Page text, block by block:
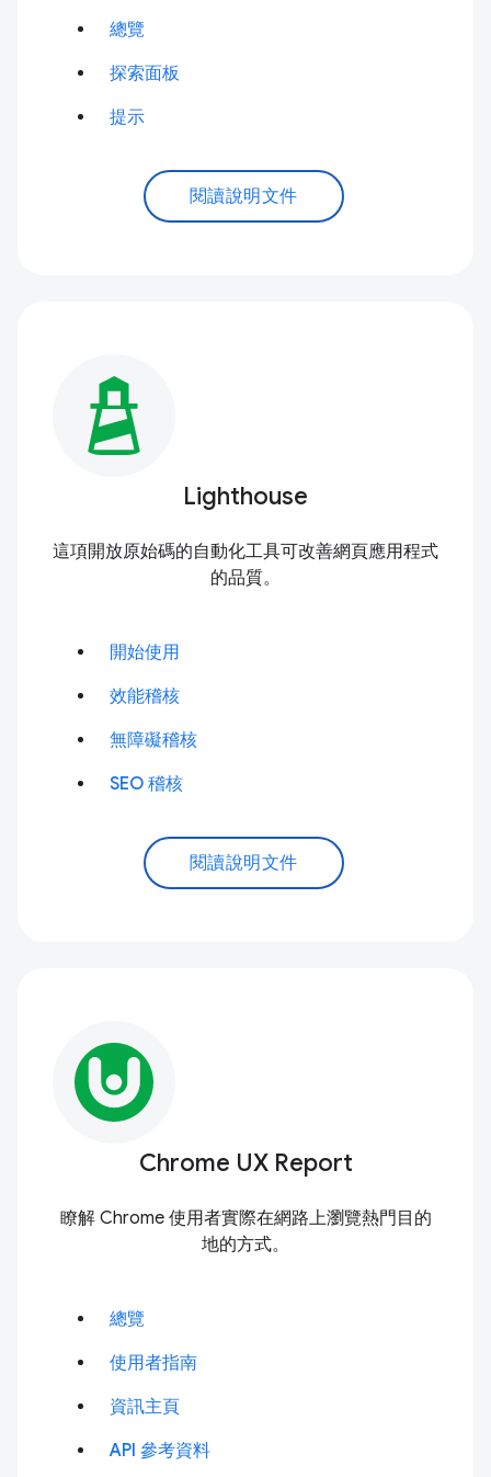
總覽
探索面板
提示
閱讀說明文件
Lighthouse
這項開放原始碼的自動化工具可改善網頁應用程式
的品質。
開始使用
效能稽核
無障礙稽核
SEO 稽核
閱讀說明文件
Chrome UX Report
瞭解 Chrome 使用者實際在網路上瀏覽熱門目的
地的方式。
總覽
使用者指南
資訊主頁
API 參考資料